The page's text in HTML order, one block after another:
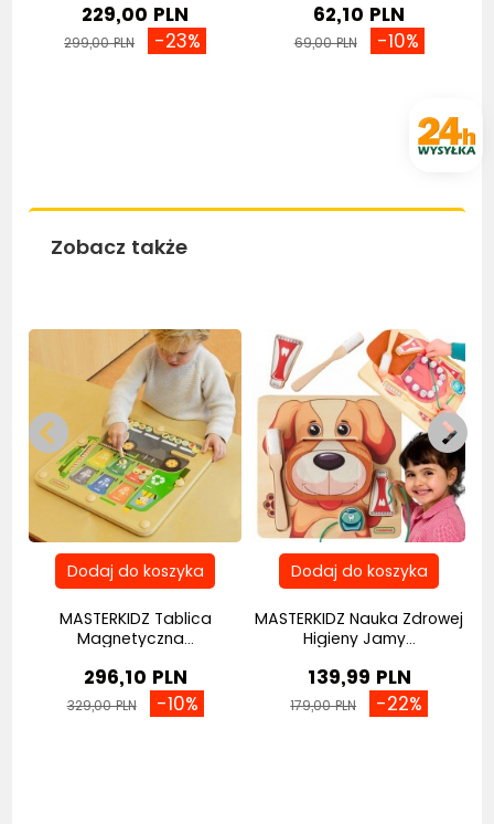
229,00 PLN
299,00 PLN -23%
62,10 PLN
69,00 PLN -10%
Zobacz także
MASTERKIDZ Tablica
Magnetyczna...
296,10 PLN
329,00 PLN -10%
MASTERKIDZ Nauka Zdrowej
Higieny Jamy...
139,99 PLN
179,00 PLN -22%